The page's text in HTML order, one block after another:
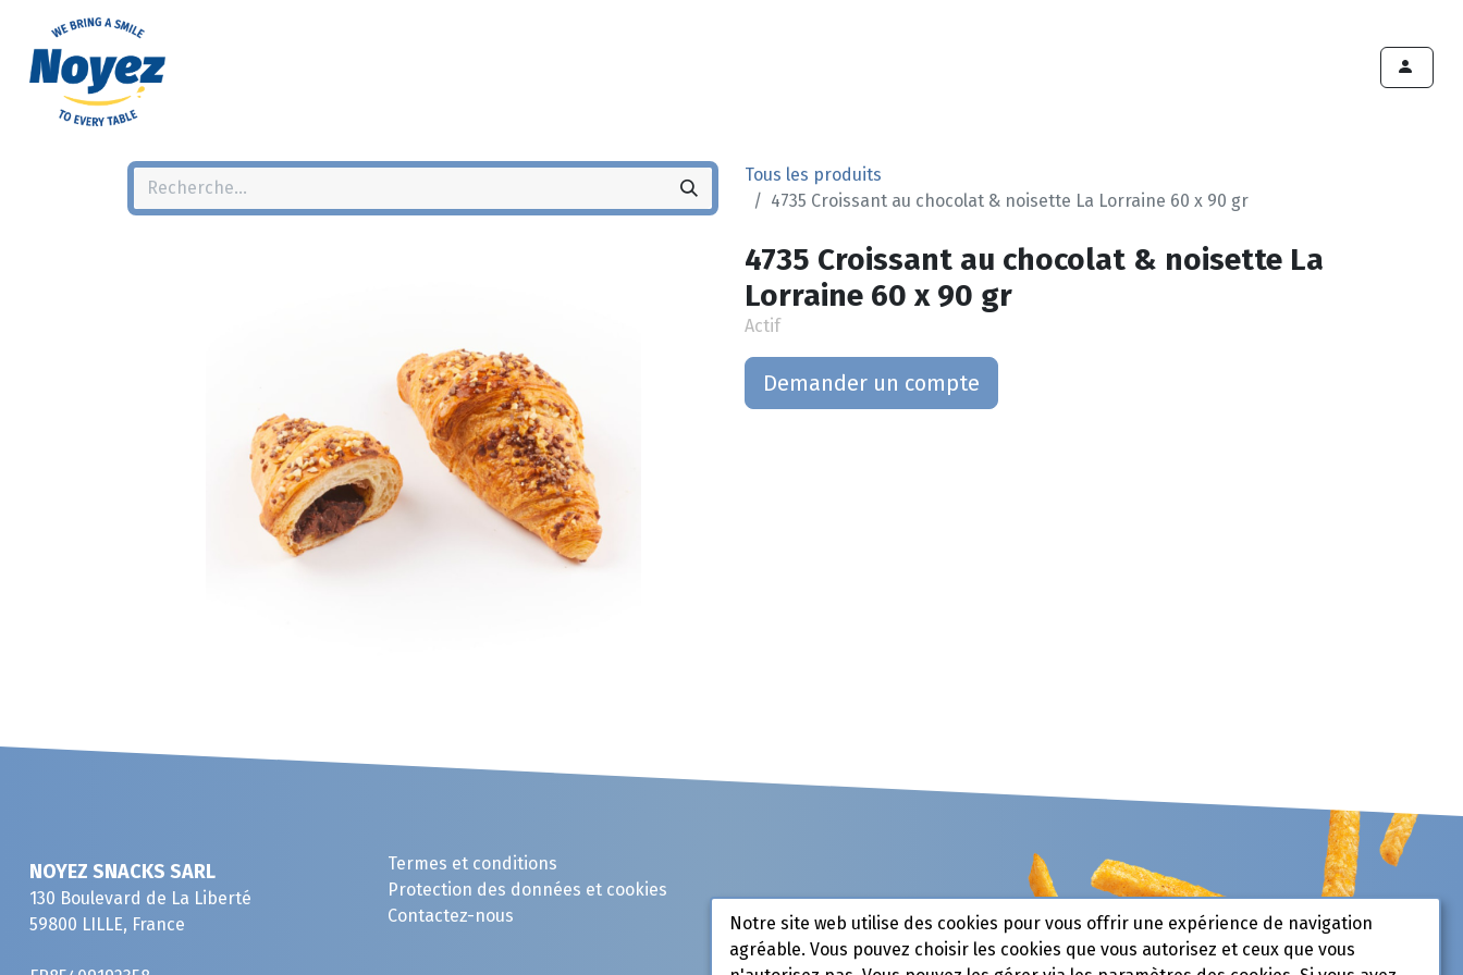
Tous les produits
4735 Croissant au chocolat & noisette La Lorraine 60 x 90 gr
4735 Croissant au chocolat & noisette La
Lorraine 60 x 90 gr
Actif
Demander un compte
NOYEZ SNACKS SARL
130 Boulevard de La Liberté
59800 LILLE, France
Termes et conditions
Protection des données et cookies
Contactez-nous
Notre site web utilise des cookies pour vous offrir une expérience de navigation
agréable. Vous pouvez choisir les cookies que vous autorisez et ceux que vous